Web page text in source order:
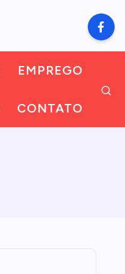
EMPREGO
CONTATO